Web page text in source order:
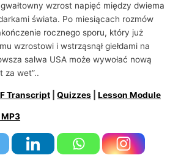
wzrost napięć między dwiema
świata. Po miesiącach rozmów
rocznego sporu, który już
wzrostowi i wstrząsnął giełdami na
salwa USA może wywołać nową
za wet”..
Transcript |Quizzes |Lesson Module